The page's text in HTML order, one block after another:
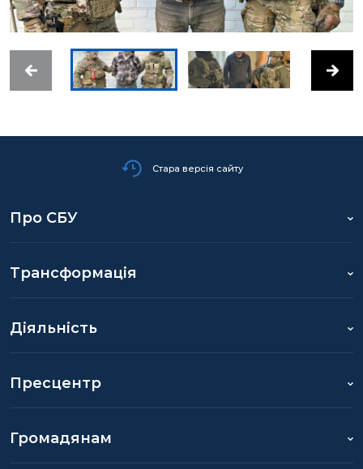
Стара версія сайту
Про СБУ
Трансформація
Діяльність
Пресцентр
Громадянам